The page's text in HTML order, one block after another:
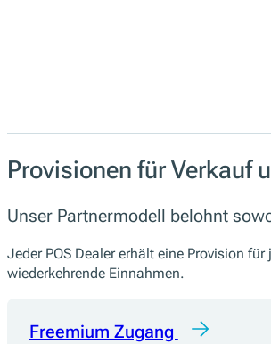
Provisionen für Verkauf
Unser Partnermodell belohnt
Jeder POS Dealer erhält eine Provision
wiederkehrende Einnahmen.
Freemium Zugang